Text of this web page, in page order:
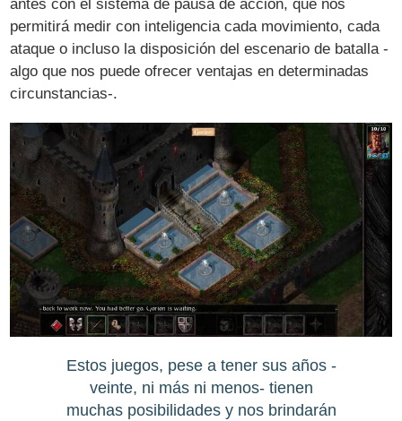
antes con el sistema de pausa de acción, que nos
permitirá medir con inteligencia cada movimiento, cada
ataque o incluso la disposición del escenario de batalla -
algo que nos puede ofrecer ventajas en determinadas
circunstancias-.
Estos juegos, pese a tener sus años -
veinte, ni más ni menos- tienen
muchas posibilidades y nos brindarán